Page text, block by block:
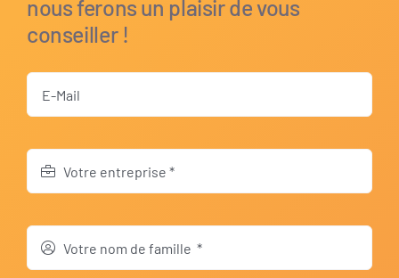
nous ferons un plaisir de vous
conseiller !